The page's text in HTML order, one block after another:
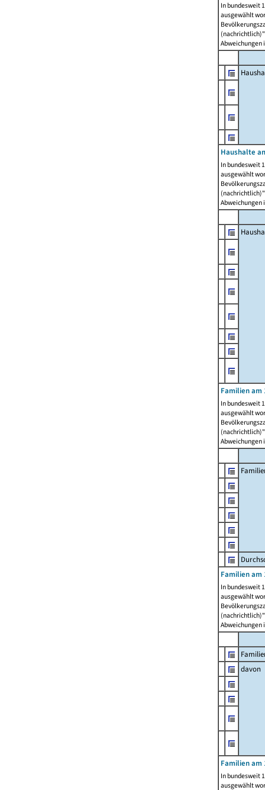
In bundesweit
ausgewählt
Abweichungen
Haushalte
In bundesweit
ausgewählt
Abweichungen
Familien am
In bundesweit
ausgewählt
Abweichungen
Familien am
In bundesweit
ausgewählt
Abweichungen
davon
Familien am
In bundesweit
ausgewählt